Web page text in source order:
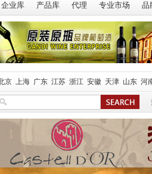
企业库 产品库 代理 专业市场 品
京 上海 广东 江苏 浙江 安徽 天津 山东 河